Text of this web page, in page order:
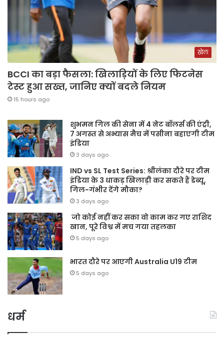
खेल
BCCI का बड़ा फैसला: खिलाड़ियों के लिए फिटनेस
टेस्ट हुआ सख्त, जानिए क्यों बदले नियम
15 hours ago
शुभमन गिल की सेना में 4 नेट बॉलर्स की एंट्री,
7 अगस्त से अभ्यास मैच में पसीना बहाएगी टीम
इंडिया
3 days ago
IND vs SL Test Series: श्रीलंका दौरे पर टीम
इंडिया के 3 धाकड़ खिलाड़ी कर सकते हैं डेब्यू,
गिल-गंभीर देंगे मौका?
3 days ago
जो कोई नहीं कर सका वो काम कर गए राशिद
खान, पूरे विश्व में मच गया तहलका
5 days ago
भारत दौरे पर आएगी Australia U19 टीम
5 days ago
धर्म